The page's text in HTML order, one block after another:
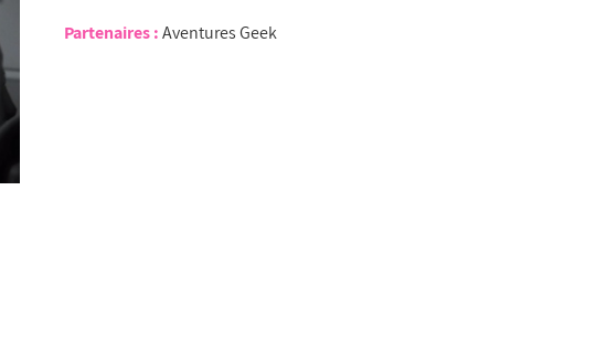
Partenaires :Aventures Geek